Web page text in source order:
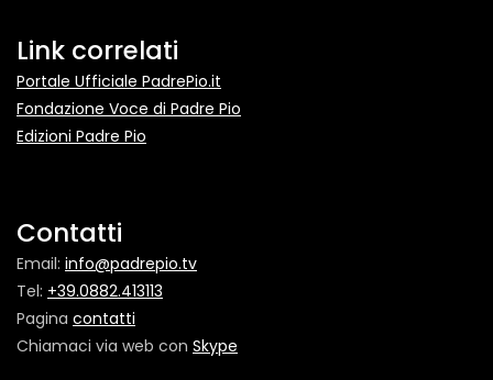
Link correlati
Portale Ufficiale PadrePio.it
Fondazione Voce di Padre Pio
Edizioni Padre Pio
Contatti
Email: info@padrepio.tv
Tel: +39.0882.413113
Pagina contatti
Chiamaci via web con Skype